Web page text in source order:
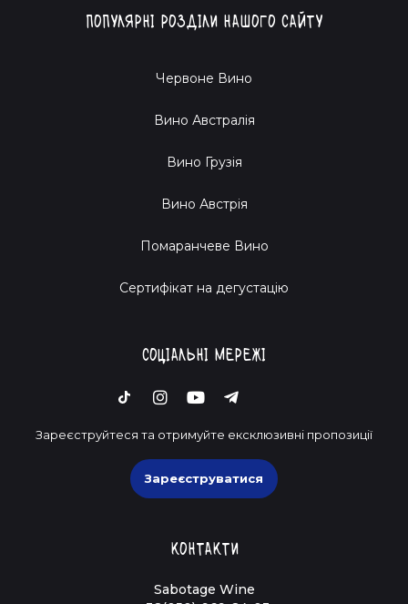
Популярні розділи нашого сайту
Червоне Вино
Вино Австралія
Вино Грузія
Вино Австрія
Помаранчеве Вино
Cертифікат на дегустацію
Соціальні мережі
Зареєструйтеся та отримуйте ексклюзивні пропозиції
Зареєструватися
Контакти
Sabotage Wine